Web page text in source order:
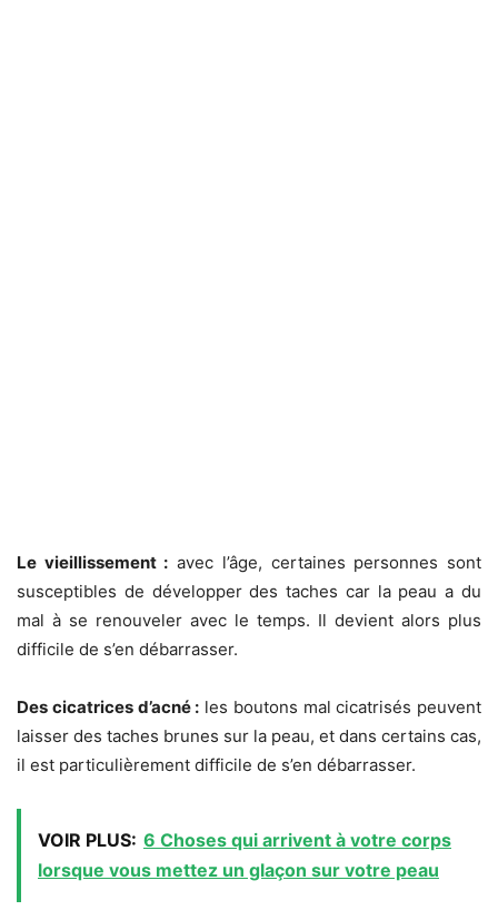
Le vieillissement : avec l’âge, certaines personnes sont
susceptibles de développer des taches car la peau a du
mal à se renouveler avec le temps. Il devient alors plus
difficile de s’en débarrasser.
Des cicatrices d’acné : les boutons mal cicatrisés peuvent
laisser des taches brunes sur la peau, et dans certains cas,
il est particulièrement difficile de s’en débarrasser.
VOIR PLUS: 6 Choses qui arrivent à votre corps
lorsque vous mettez un glaçon sur votre peau